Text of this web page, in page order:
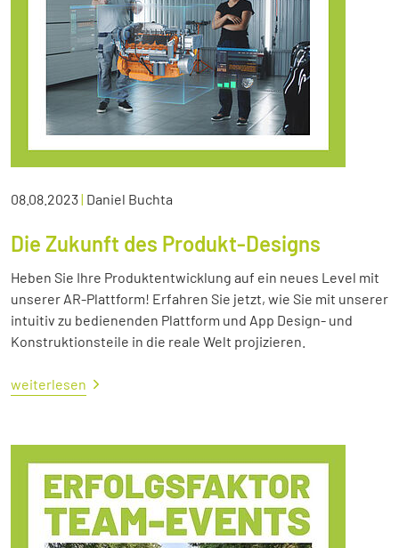
08.08.2023| Daniel Buchta
Die Zukunft des Produkt-Designs
Heben Sie Ihre Produktentwicklung auf ein neues Level mit
unserer AR-Plattform! Erfahren Sie jetzt, wie Sie mit unserer
intuitiv zu bedienenden Plattform und App Design- und
Konstruktionsteile in die reale Welt projizieren.
weiterlesen